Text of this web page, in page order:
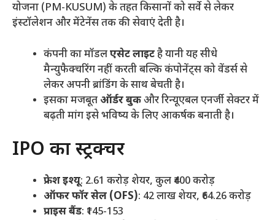
योजना (PM-KUSUM) के तहत किसानों को सर्वे से लेकर
इंस्टॉलेशन और मेंटेनेंस तक की सेवाएं देती है।
कंपनी का मॉडलएसेट लाइटहै यानी यह सीधे
मैन्युफैक्चरिंग नहीं करती बल्कि कंपोनेंट्स को वेंडर्स से
लेकर अपनी ब्रांडिंग के साथ बेचती है।
इसका मजबूत ऑर्डर बुकऔर रिन्यूएबल एनर्जी सेक्टर में
बढ़ती मांग इसे भविष्य के लिए आकर्षक बनाती है।
IPO का स्ट्रक्चर
फ्रेश इश्यू: 2.61 करोड़ शेयर, कुल ₹400 करोड़
ऑफर फॉर सेल (OFS): 42 लाख शेयर, ₹64.26 करोड़
प्राइस बैंड: ₹145-153